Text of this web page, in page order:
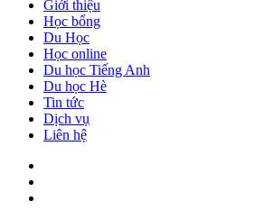
Giới thiệu
Học bổng
Du Học
Học online
Du học Tiếng Anh
Du học Hè
Tin tức
Dịch vụ
Liên hệ